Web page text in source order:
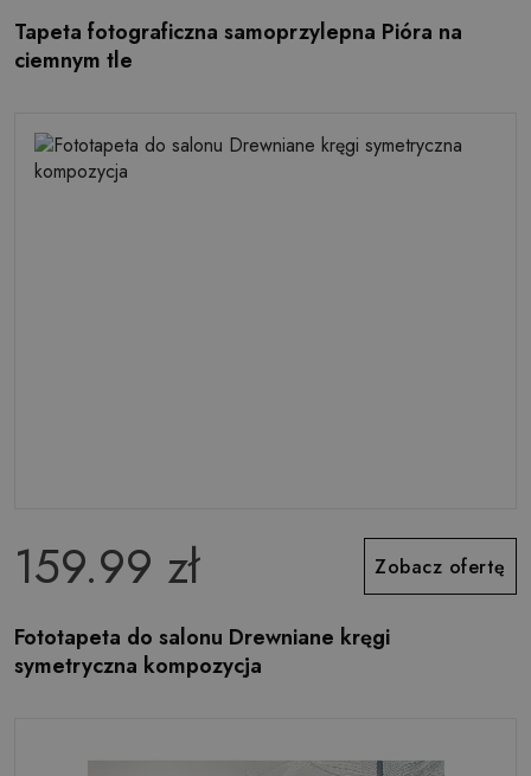
Tapeta fotograficzna samoprzylepna Pióra na
ciemnym tle
159.99 zł Zobacz ofertę
Fototapeta do salonu Drewniane kręgi
symetryczna kompozycja